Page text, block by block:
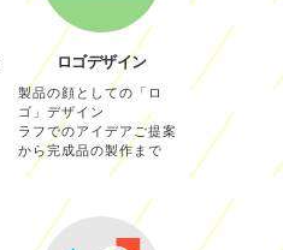
ロゴデザイン
製品の顔としての「ロ
ゴ」デザイン
ラフでのアイデアご提案
から完成品の製作まで